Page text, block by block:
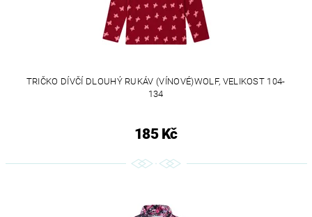
TRIČKO DÍVČÍ DLOUHÝ RUKÁV (VÍNOVÉ)WOLF, VELIKOST 104-
134
185 Kč